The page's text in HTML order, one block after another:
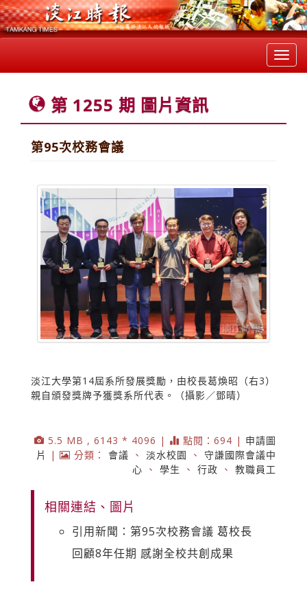
第 1255 期 圖片資訊
第95次校務會議
淡江大學第14屆系所發展獎勵，由校長葛煥昭（右3）
親自頒發獎牌予獲獎系所代表。（攝影／鄧晴）
5.5 MB , 6143 * 4096 | 點閱：694 | 申請圖
片
| 分類： 會議 、 淡水校園 、 守謙國際會議中
心 、 學生 、 行政 、 教職員工
相關連結、圖片
引用新聞：第95次校務會議 葛校長
回顧8年任期 感謝全校共創成果